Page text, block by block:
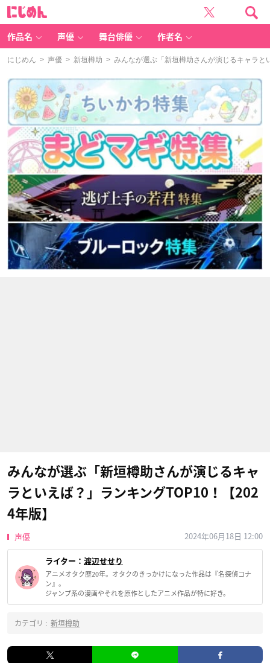
作品名 声優 舞台俳優 作者名
にじめん > 声優 > 新垣樽助 > みんなが選ぶ「新垣樽助さんが演じるキャラ
みんなが選ぶ「新垣樽助さんが演じるキャ
ラといえば？」ランキングTOP10！【202
4年版】
声優 2024年06月18日 12:00
ライター： 渡辺せせり
アニメオタク歴20年。オタクのきっかけになった作品は『名探偵コナ
ン』。
ジャンプ系の漫画やそれを原作としたアニメ作品が特に好き。
カテゴリ : 新垣樽助